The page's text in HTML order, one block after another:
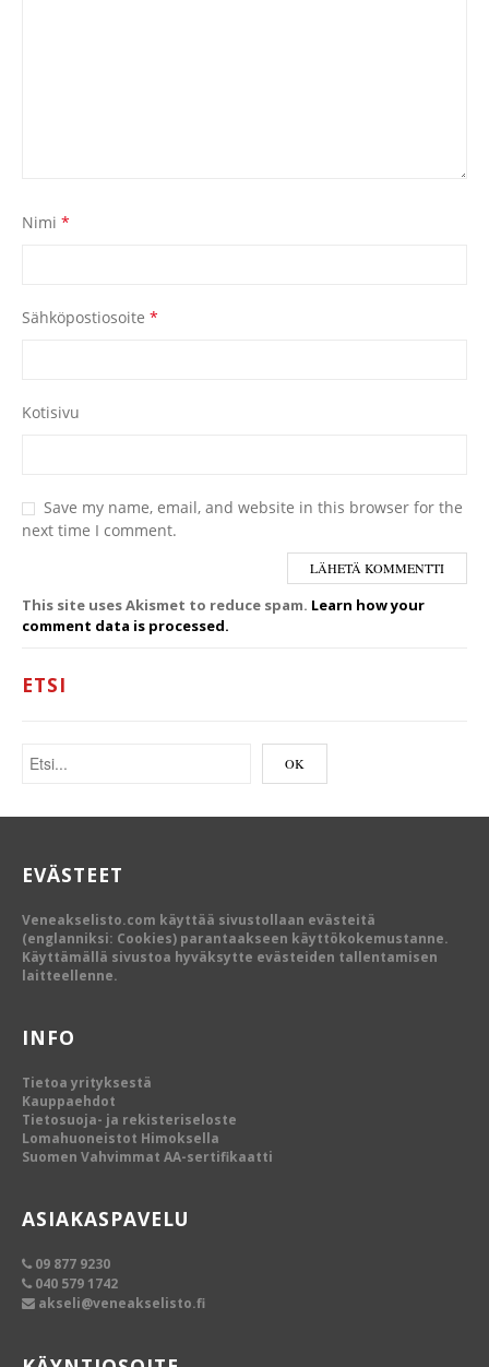
Nimi *
Sähköpostiosoite *
Kotisivu
Save my name, email, and website in this browser for the
next time I comment.
This site uses Akismet to reduce spam. Learn how your
comment data is processed.
ETSI
EVÄSTEET
Veneakselisto.com käyttää sivustollaan evästeitä
(englanniksi: Cookies) parantaakseen käyttökokemustanne.
Käyttämällä sivustoa hyväksytte evästeiden tallentamisen
laitteellenne.
INFO
Tietoa yrityksestä
Kauppaehdot
Tietosuoja- ja rekisteriseloste
Lomahuoneistot Himoksella
Suomen Vahvimmat AA-sertifikaatti
ASIAKASPAVELU
09 877 9230
040 579 1742
akseli@veneakselisto.fi